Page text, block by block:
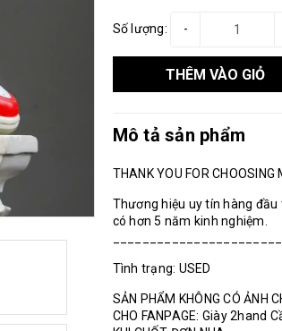
Số lượng: -
THÊM VÀO GIỎ
Mô tả sản phẩm
THANK YOU FOR CHOOSING
Thương hiệu uy tín hàng
có hơn 5 năm kinh nghiệm.
Tình trạng: USED
SẢN PHẨM KHÔNG CÓ ẢNH
CHO FANPAGE: Giày 2hand